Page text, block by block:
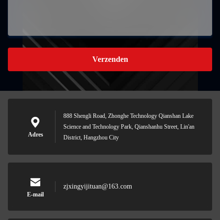
Verzenden
Adres
888 Shengli Road, Zhonghe Technology Qianshan Lake
Science and Technology Park, Qianshanhu Street, Lin'an
District, Hangzhou City
E-mail
zjxingyijituan@163.com